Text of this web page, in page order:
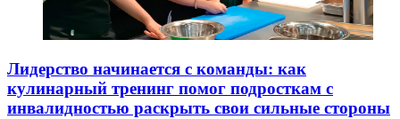
Лидерство начинается с команды: как
кулинарный тренинг помог подросткам с
инвалидностью раскрыть свои сильные стороны